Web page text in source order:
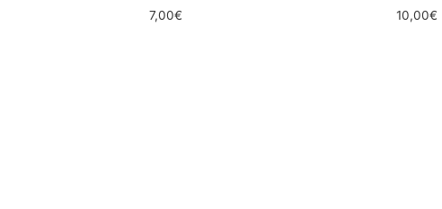
7,00€ 10,00€